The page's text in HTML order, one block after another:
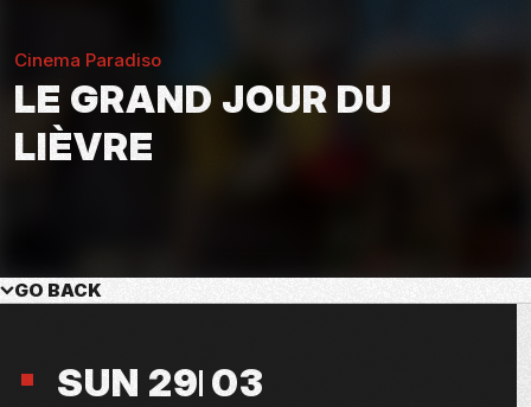
Cinema Paradiso
LE GRAND JOUR DU
LIÈVRE
GO BACK
SUN 29 03